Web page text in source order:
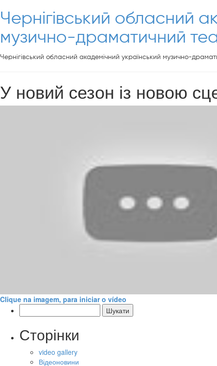
Чернігівський обласний
музично-драматичний
Чернігівський обласний академічний український музично-
У новий сезон із новою
Clique na imagem, para iniciar o vídeo
Сторінки
video gallery
Відеоновини